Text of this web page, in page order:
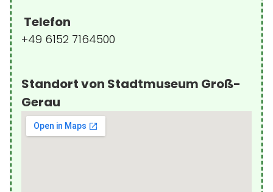
Telefon
+49 6152 7164500
Standort von Stadtmuseum Groß-
Gerau